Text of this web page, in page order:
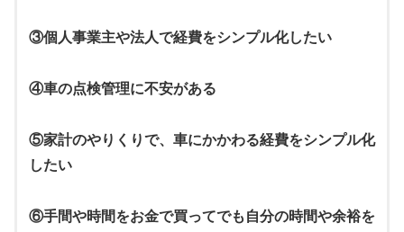
③個人事業主や法人で経費をシンプル化したい
④車の点検管理に不安がある
⑤家計のやりくりで、車にかかわる経費をシンプル化
したい
⑥手間や時間をお金で買ってでも自分の時間や余裕を